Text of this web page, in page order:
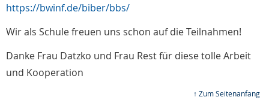
https://bwinf.de/biber/bbs/
Wir als Schule freuen uns schon auf die Teilnahmen!
Danke Frau Datzko und Frau Rest für diese tolle Arbeit
und Kooperation
↑ Zum Seitenanfang